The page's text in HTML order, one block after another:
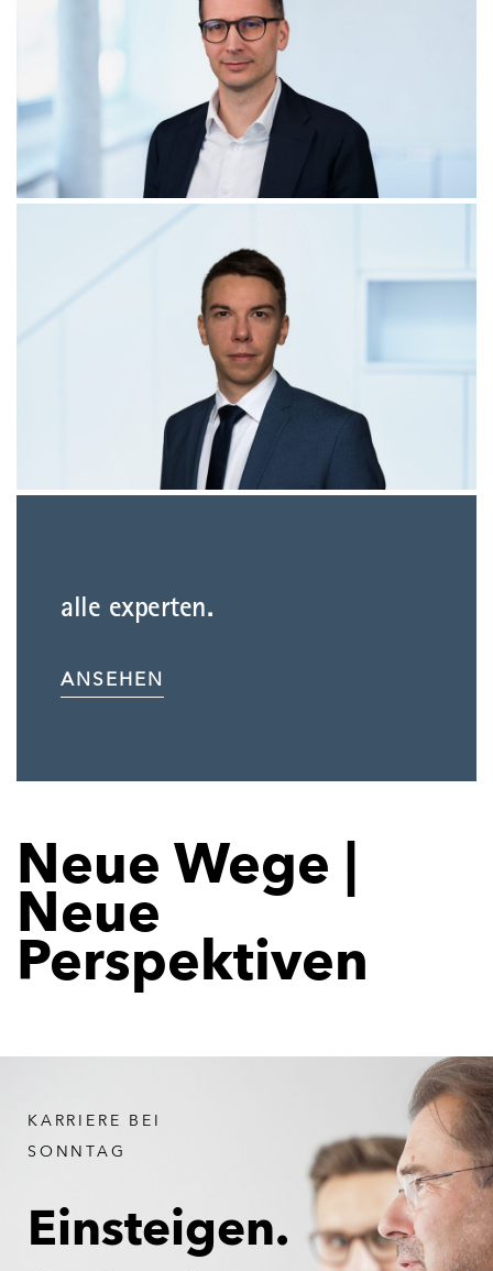
alle experten.
ANSEHEN
Neue Wege |
Neue
Perspektiven
KARRIERE BEI
SONNTAG
Einsteigen.